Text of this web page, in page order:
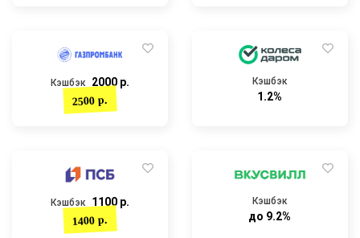
Кэшбэк 2000 р.
2500 р.
Кэшбэк
1.2%
Кэшбэк 1100 р.
1400 р.
Кэшбэк
до 9.2%